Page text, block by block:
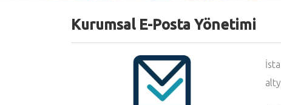
Kurumsal E-Posta Yönetimi